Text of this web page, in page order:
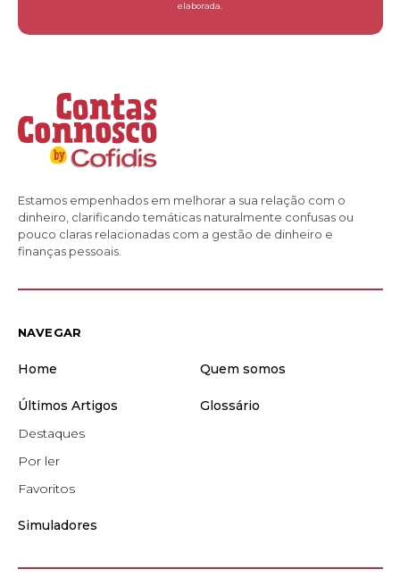
elaborada.
Estamos empenhados em melhorar a sua relação com o
dinheiro, clarificando temáticas naturalmente confusas ou
pouco claras relacionadas com a gestão de dinheiro e
finanças pessoais.
NAVEGAR
Home Quem somos
Últimos Artigos
Destaques
Por ler
Favoritos
Glossário
Simuladores